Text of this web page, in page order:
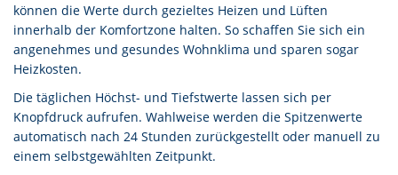
können die Werte durch gezieltes Heizen und Lüften
innerhalb der Komfortzone halten. So schaffen Sie sich ein
angenehmes und gesundes Wohnklima und sparen sogar
Heizkosten.
Die täglichen Höchst- und Tiefstwerte lassen sich per
Knopfdruck aufrufen. Wahlweise werden die Spitzenwerte
automatisch nach 24 Stunden zurückgestellt oder manuell zu
einem selbstgewählten Zeitpunkt.